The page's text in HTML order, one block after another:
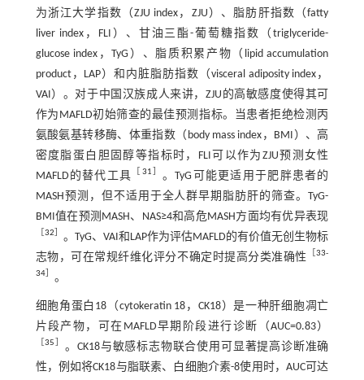
为浙江大学指数（ZJU index，ZJU）、脂肪肝指数（fatty
liver index，FLI）、甘油三酯-葡萄糖指数（triglyceride-
glucose index，TyG）、脂质积累产物（lipid accumulation
product，LAP）和内脏脂肪指数（visceral adiposity index，
VAI）。对于中国汉族成人来讲，ZJU的高敏感度使得其可
作为MAFLD初始筛查的最佳预测指标。当患者拒绝检测丙
氨酸氨基转移酶、体重指数（body mass index，BMI）、高
密度脂蛋白胆固醇等指标时，FLI可以作为ZJU预测女性
MAFLD的替代工具
［ 31］ 。TyG可能更适用于肥胖患者的
MASH预测，但不适用于全人群早期脂肪肝的筛查。TyG-
BMI值在预测MASH、NAS≥4和高危MASH方面均有优异表现
［32］ 。TyG、VAI和LAP作为评估MAFLD的有价值无创生物标
志物，可在常规纤维化评分不确定时提高分类准确性
［33-
34］ 。
细胞角蛋白18（cytokeratin 18，CK18）是一种肝细胞凋亡
片段产物，可在MAFLD早期阶段进行诊断（AUC=0.83）
［35］ 。CK18与敏感标志物联合使用可显著提高诊断准确
性，例如将CK18与脂联素、白细胞介素-8使用时，AUC可达